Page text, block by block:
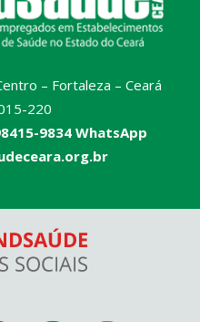
– Fortaleza – Ceará
220
9834 WhatsApp